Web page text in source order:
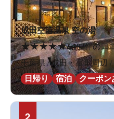
成田空港温泉 空の湯
★★★★★4.182件の口
千葉県 / 成田・富里周辺
日帰り
宿泊 クーポン
2